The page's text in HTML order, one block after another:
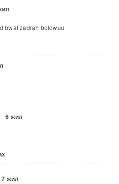
bwal zadrah bolowuu
6 жил
7 жил